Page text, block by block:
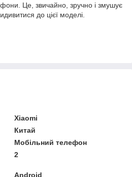
Це, звичайно, зручно і змушує
до цієї моделі.
Xiaomi
Китай
Мобільний телефон
2
Android